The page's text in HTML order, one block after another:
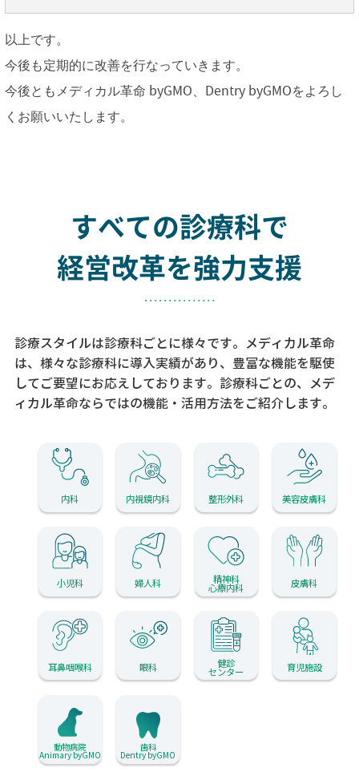
以上です。
今後も定期的に改善を行なっていきます。
今後ともメディカル革命 byGMO、Dentry byGMOをよろし
くお願いいたします。
すべての診療科で
経営改革を強力支援
診療スタイルは診療科ごとに様々です。メディカル革命
は、様々な診療科に導入実績があり、 豊富な機能を駆使
してご要望にお応えしております。 診療科ごとの、メデ
ィカル革命ならではの機能・活用方法をご紹介します。
内科 内視鏡内科 整形外科 美容皮膚科
小児科 婦人科 精神科
心療内科 皮膚科
耳鼻咽喉科 眼科 健診
センター 育児施設
動物病院
Animary byGMO
歯科
Dentry byGMO